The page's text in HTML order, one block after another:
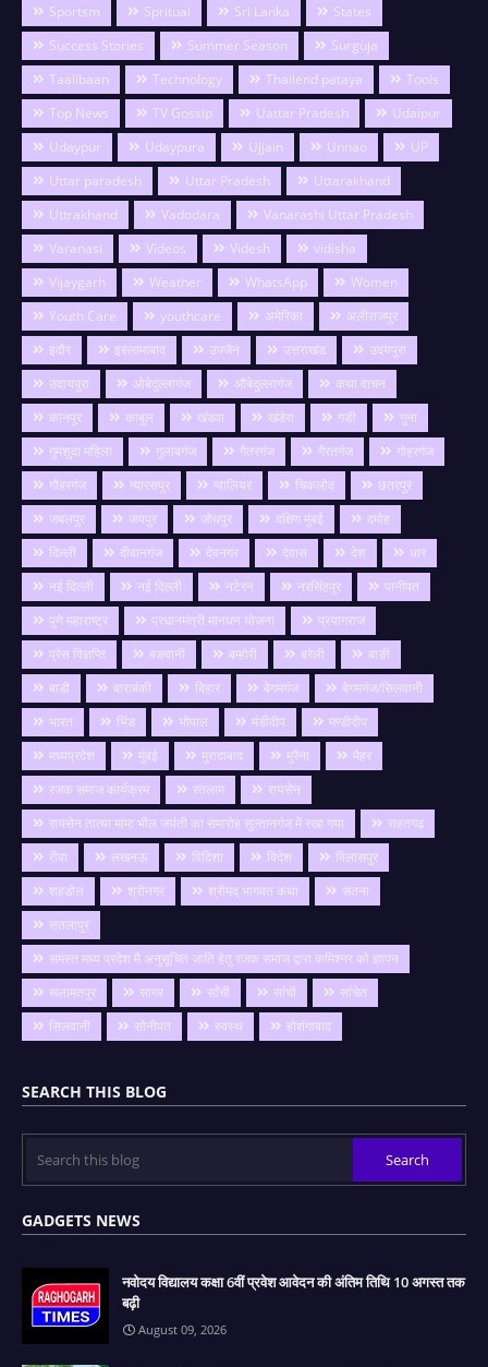
Sportsm
Spritual Sri Lanka
States
Success Stories
Summer Season
Surguja
Taalibaan
Technology Thailend pataya
Tools
Top News
TV Gossip Uattar Pradesh
Udaipur
Udaypur
Udaypura Ujjain Unnao
UP
Uttar paradesh
Uttar Pradesh
Uttarakhand
Uttrakhand
Vadodara
Vanarashi Uttar Pradesh
Varanasi
Videos Videsh
vidisha
Vijaygarh
Weather WhatsApp
Women
Youth Care
youthcare अमेरिका
अलीराजपुर
इंदौर
इस्लामाबाद उज्जैन उत्तराखंड
उदयपुरा
उदायपुरा
ओबेदुल्लागंज औबेदुल्लागंज
कथा वाचन
कानपुर
काबुल खंडवा खंडेरा गङी
गुना
गुमशुदा महिला
गुलाबगंज गैतरगंज गैरतगंज
गोहरगंज
गौहरगंज
ग्यारसपुर ग्वालियर चिकलोद
छतरपुर
जबलपुर
जयपुर जोधपुर दक्षिण मुंबई
दमोह
दिल्ली
दीवानगंज देवनगर देवास देश
धार
नई दिल्ली
नई दिल्ली नटेरन नरसिंहपुर
पानीपत
पुणे महाराष्ट्र
प्रधानमंत्री मानधन योजना
प्रयागराज
प्रेस विज्ञप्ति
बङवानी बम्होरी बरेली
बाङी
बाडी
बाराबंकी बिहार बेगमगंज
बेगमगंज/सिलवानी
भारत
भिंड भोपाल मंडीदीप
मण्डीदीप
मध्यप्रदेश
मुंबई मुरादाबाद मुरैना
मैहर
रजक समाज कार्यक्रम
रतलाम
रायसेन
रायसेन तात्या मामा भील जयंती का समारोह सुल्तानगंज में रखा गया
राहतगढ़
रीवा
लखनऊ विदिशा विदेश
विलासपुर
शहडोल
श्रीनगर श्रीमद् भागवत कथा
सतना
सतलापुर
समस्त मध्य प्रदेश मै अनुसूचित जाति हेतु रजक समाज द्वारा कमिश्नर को ज्ञापन
सलामतपुर
सागर साँची सांची
सांचेत
सिलवानी
सोनीपत स्वस्थ होशंगाबाद
SEARCH THIS BLOG
GADGETS NEWS
नवोदय विद्यालय कक्षा 6वीं प्रवेश आवेदन की अंतिम तिथि 10 अगस्त तक
बढ़ी
August 09, 2026